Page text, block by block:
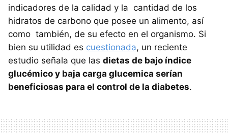
indicadores de la calidad y la cantidad de los
hidratos de carbono que posee un alimento, así
como también, de su efecto en el organismo. Si
bien su utilidad es cuestionada, un reciente
estudio señala que las dietas de bajo índice
glucémico y baja carga glucemica serían
beneficiosas para el control de la diabetes.